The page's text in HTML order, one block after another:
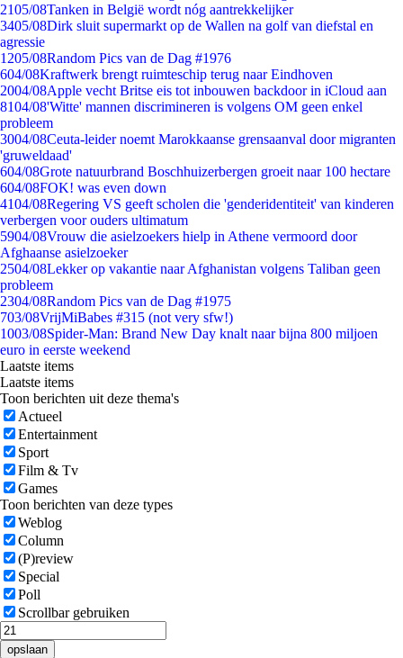
2105/08Tanken in België wordt nóg aantrekkelijker
3405/08Dirk sluit supermarkt op de Wallen na golf van diefstal en
agressie
1205/08Random Pics van de Dag #1976
604/08Kraftwerk brengt ruimteschip terug naar Eindhoven
2004/08Apple vecht Britse eis tot inbouwen backdoor in iCloud aan
8104/08'Witte' mannen discrimineren is volgens OM geen enkel
probleem
3004/08Ceuta-leider noemt Marokkaanse grensaanval door migranten
'gruweldaad'
604/08Grote natuurbrand Boschhuizerbergen groeit naar 100 hectare
604/08FOK! was even down
4104/08Regering VS geeft scholen die 'genderidentiteit' van kinderen
verbergen voor ouders ultimatum
5904/08Vrouw die asielzoekers hielp in Athene vermoord door
Afghaanse asielzoeker
2504/08Lekker op vakantie naar Afghanistan volgens Taliban geen
probleem
2304/08Random Pics van de Dag #1975
703/08VrijMiBabes #315 (not very sfw!)
1003/08Spider-Man: Brand New Day knalt naar bijna 800 miljoen
euro in eerste weekend
Laatste items
Laatste items
Toon berichten uit deze thema's
Actueel
Entertainment
Sport
Film & Tv
Games
Toon berichten van deze types
Weblog
Column
(P)review
Special
Poll
Scrollbar gebruiken
opslaan